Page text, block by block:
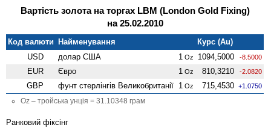
Вартість золота на торгах LBM (London Gold Fixing)
на 25.02.2010
Код валюти Найменування
Курс (Au)
USD
долар США 1 Oz 1094,5000 -8.5000
EUR Євро 1 Oz 810,3210 -2.0820
GBP фунт стерлінгів Велико­британії 1 Oz 715,4530 +1.0750
Oz – тройська унція = 31.10348 грам
Ранковий фіксінг